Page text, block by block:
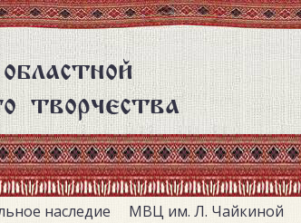
творчества
наследие МВЦ им. Л. Чайкиной